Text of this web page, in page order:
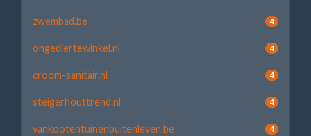
zwembad.be 4
ongediertewinkel.nl 4
croom-sanitair.nl 4
steigerhouttrend.nl 4
vankootentuinenbuitenleven.be 4